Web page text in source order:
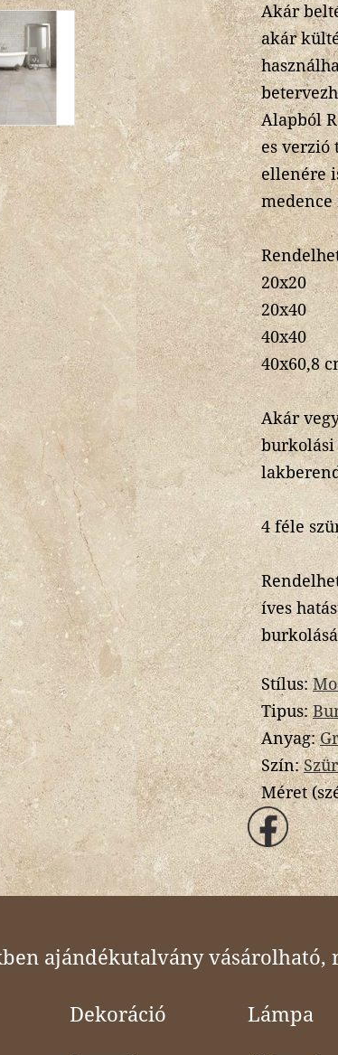
Akár
akár
Alapból
es verzió
ellenére
20x20
20x40
40x40
40x60,8
Akár
burkolási
4 féle
íves
Stílus:
Tipus:
Anyag:
Szín:
Méret
ajándékutalvány
Dekoráció Lámpa